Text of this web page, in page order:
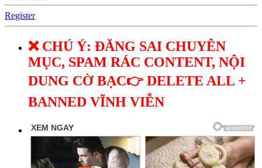
Register
❌ CHÚ Ý: ĐĂNG SAI CHUYÊN
MỤC, SPAM RÁC CONTENT, NỘI
DUNG CỜ BẠC👉 DELETE ALL +
BANNED VĨNH VIỄN